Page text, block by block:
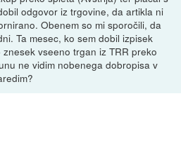
odgovor iz trgovine, da artikla ni
Obenem so mi sporočili, da
Ta mesec, ko sem dobil izpisek
vseeno trgan iz TRR preko
ne vidim nobenega dobropisa v